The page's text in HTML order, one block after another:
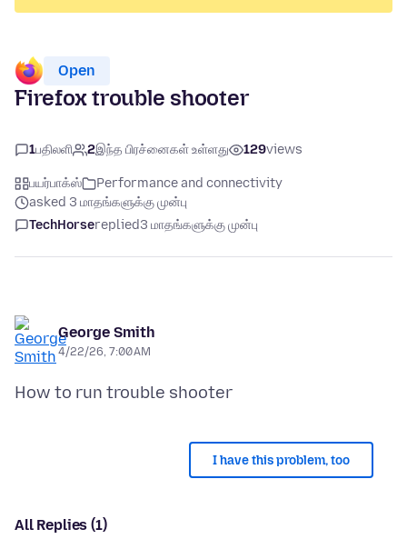
Open
Firefox trouble shooter
1பதிலளி 2இந்த பிரச்னைகள் உள்ளது 129views
பயர்பாக்ஸ்
Performance and connectivity
asked 3 மாதங்களுக்கு முன்பு
TechHorsereplied3 மாதங்களுக்கு முன்பு
George Smith
4/22/26, 7:00 AM
I have this problem, too
All Replies (1)